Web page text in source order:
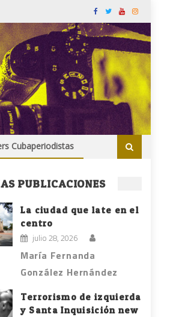
Cubaperiodistas
PUBLICACIONES
La ciudad que late en el
centro
julio 28, 2026
María Fernanda
González Hernández
Terrorismo de izquierda
y Santa Inquisición new